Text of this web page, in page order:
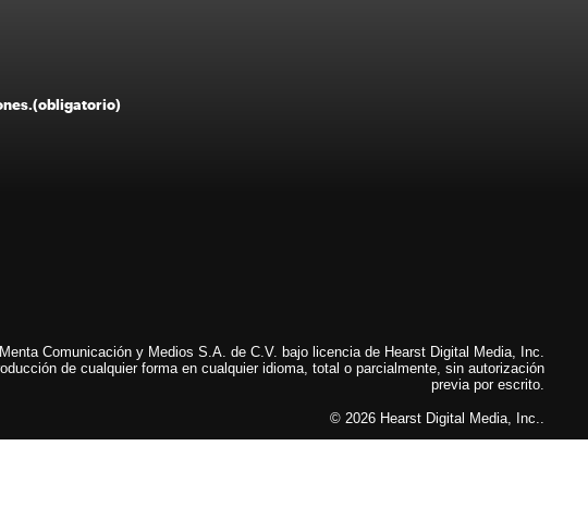
.(obligatorio)
Comunicación y Medios S.A. de C.V. bajo licencia de Hearst Digital Media, Inc.
de cualquier forma en cualquier idioma, total o parcialmente, sin autorización
previa por escrito.
© 2026 Hearst Digital Media, Inc..